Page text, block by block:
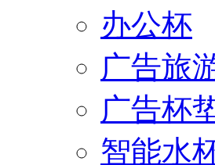
办公杯
广告旅
广告杯
智能水